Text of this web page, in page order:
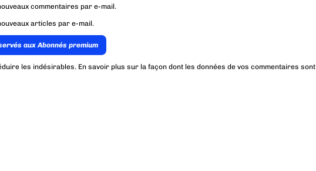
commentaires par e-mail.
articles par e-mail.
aux Abonnés premium
les indésirables. En savoir plus sur la façon dont les données de vos commentaires sont